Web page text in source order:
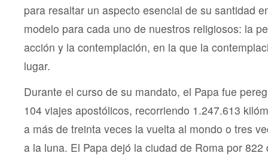
para resaltar un aspecto esencial de su santidad
modelo para cada uno de nuestros religiosos: la
acción y la contemplación, en la que la
lugar.
Durante el curso de su mandato, el Papa fue
104 viajes apostólicos, recorriendo 1.247.613
a más de treinta veces la vuelta al mondo o tres
a la luna. El Papa dejó la ciudad de Roma por